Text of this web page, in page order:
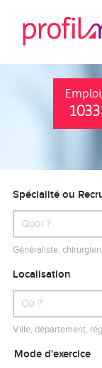
Spécialité ou
Généraliste,
Localisation
Ville, département,
Mode d'exercice